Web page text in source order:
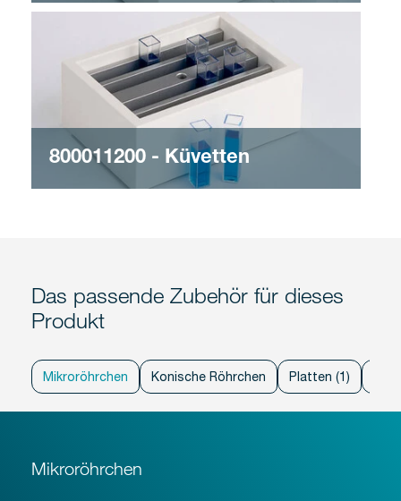
800011200 - Küvetten
Das passende Zubehör für dieses
Produkt
Mikroröhrchen Konische Röhrchen Platten (1)
Mikroröhrchen